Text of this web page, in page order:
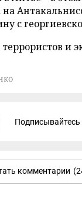
с
и
комментарии